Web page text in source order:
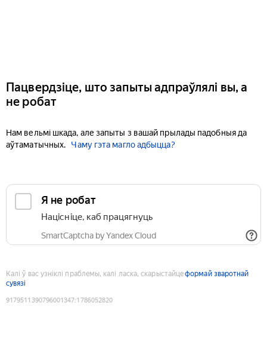
Пацвердзіце, што запыты адпраўлялі вы, а
не робат
Нам вельмі шкада, але запыты з вашай прылады падобныя да
аўтаматычных.
Чаму гэта магло адбыцца?
Я не робат
Націсніце, каб працягнуць
SmartCaptcha by Yandex Cloud
Калі ў вас узніклі праблемы, калі ласка, скарыстайцеформай зваротнай
сувязі
9179511390796001347:1786052820